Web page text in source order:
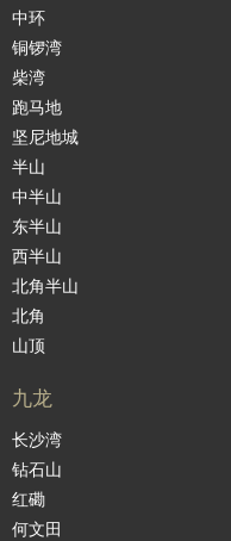
中环
铜锣湾
柴湾
跑马地
坚尼地城
半山
中半山
东半山
西半山
北角半山
北角
山顶
九龙
长沙湾
钻石山
红磡
何文田